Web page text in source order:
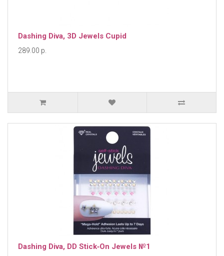
Dashing Diva, 3D Jewels Cupid
289.00 р.
Dashing Diva, DD Stick‐On Jewels №1